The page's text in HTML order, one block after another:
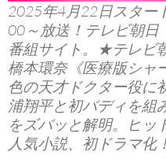
2025年4月22日スター
00～放送！テレビ朝日
番組サイト。★テレビ
橋本環奈《医療版シャ
色の天才ドクター役に
浦翔平と初バディを組
をズバッと解明。ヒッ
人気小説、初ドラマ化